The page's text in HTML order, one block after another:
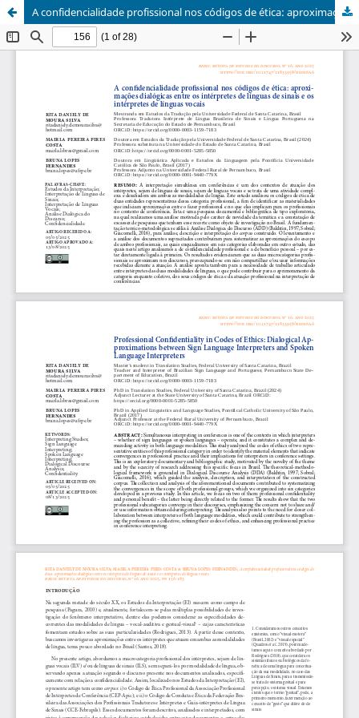
A confidencialidade profissional nos códigos de ética: aproximações dialógicas entre os intérpretes de línguas de sinais e os intérpretes de línguas vocais